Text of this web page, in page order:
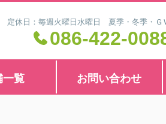
定休日：毎週火曜日水曜日 夏季・冬季・Ｇ
086-422-
一覧 お問い合わせ